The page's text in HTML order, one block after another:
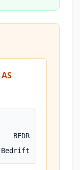
BEDR
Bedrift